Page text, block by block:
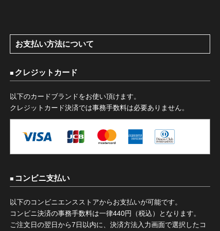
お支払い方法について
クレジットカード
以下のカードブランドをお使い頂けます。
クレジットカード決済では事務手数料は必要ありません。
コンビニ支払い
以下のコンビニエンスストアからお支払いが可能です。
コンビニ決済の事務手数料は一律440円（税込）となります。
ご注文日の翌日から7日以内に、決済方法入力画面で選択したコ